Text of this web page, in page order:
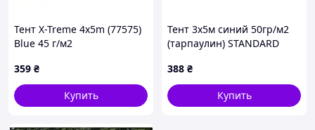
Тент X-Treme 4x5m (77575)
Blue 45 г/м2
359 ₴
Купить
Тент 3х5м синий 50гр/м2
(тарпаулин) STANDARD
388 ₴
Купить